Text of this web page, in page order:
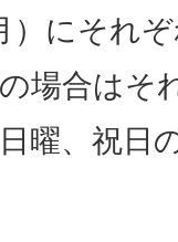
）にそれ
場合はそ
曜、祝日